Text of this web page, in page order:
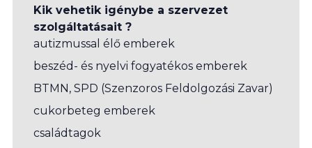
Kik vehetik igénybe a szervezet
szolgáltatásait ?
autizmussal élő emberek
beszéd- és nyelvi fogyatékos emberek
BTMN, SPD (Szenzoros Feldolgozási Zavar)
cukorbeteg emberek
családtagok